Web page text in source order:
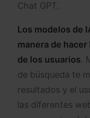
Chat GPT.
Los modelos de
manera de
de los usuarios.
de búsqueda te
resultados y el
las diferentes